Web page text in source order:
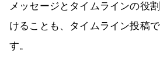
メッセージとタイムラインの役
けることも、タイムライン投稿
す。